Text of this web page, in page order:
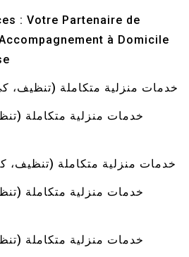
: Votre Partenaire de
à Domicile
خدمات منزلية متكاملة (تنظيف،
خدمات منزلية متكاملة
خدمات منزلية متكاملة
خدمات منزلية متكاملة
خدمات منزلية متكاملة